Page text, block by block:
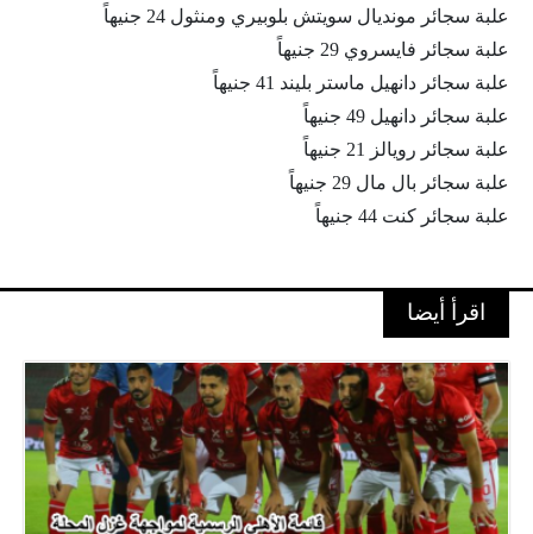
علبة سجائر مونديال سويتش بلوبيري ومنثول 24 جنيهاً
علبة سجائر فايسروي 29 جنيهاً
علبة سجائر دانهيل ماستر بليند 41 جنيهاً
علبة سجائر دانهيل 49 جنيهاً
علبة سجائر رويالز 21 جنيهاً
علبة سجائر بال مال 29 جنيهاً
علبة سجائر كنت 44 جنيهاً
اقرأ أيضا